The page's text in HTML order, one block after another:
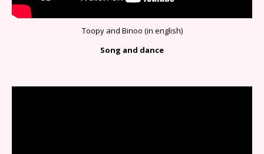
Toopy and Binoo (in english)
Song and dance